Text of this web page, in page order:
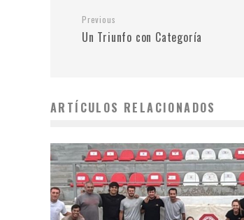
Previous
Un Triunfo con Categoría
ARTÍCULOS RELACIONADOS